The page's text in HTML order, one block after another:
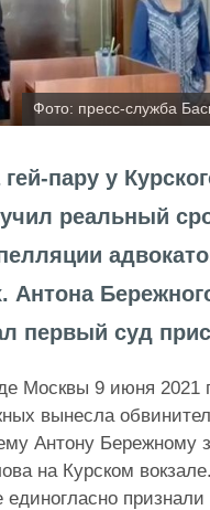
Фото: пресс-служба
пару у
реальный
Антона
первый суд
Москвы 9 июня 2021
вынесла
Антону Бережному
на Курском
признали